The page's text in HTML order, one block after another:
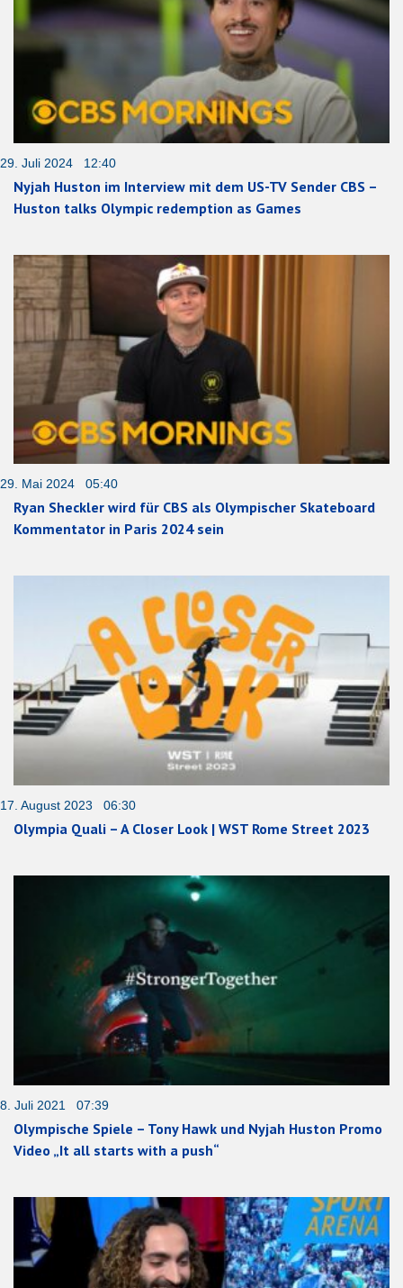
29. Juli 2024 12:40
Nyjah Huston im Interview mit dem US-TV Sender CBS –
Huston talks Olympic redemption as Games
29. Mai 2024 05:40
Ryan Sheckler wird für CBS als Olympischer Skateboard
Kommentator in Paris 2024 sein
17. August 2023 06:30
Olympia Quali – A Closer Look | WST Rome Street 2023
8. Juli 2021 07:39
Olympische Spiele – Tony Hawk und Nyjah Huston Promo
Video „It all starts with a push“